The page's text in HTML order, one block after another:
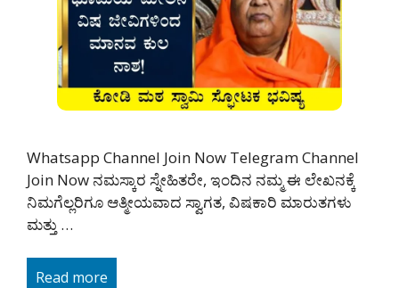
Whatsapp Channel Join Now Telegram Channel
Join Now ನಮಸ್ಕಾರ ಸ್ನೇಹಿತರೇ, ಇಂದಿನ ನಮ್ಮ ಈ ಲೇಖನಕ್ಕೆ
ನಿಮಗೆಲ್ಲರಿಗೂ ಆತ್ಮೀಯವಾದ ಸ್ವಾಗತ, ವಿಷಕಾರಿ ಮಾರುತಗಳು
ಮತ್ತು …
Read more